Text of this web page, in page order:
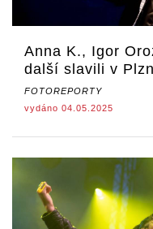
Anna K., Igor
další slavili v
FOTOREPORTY
vydáno 04.05.2025